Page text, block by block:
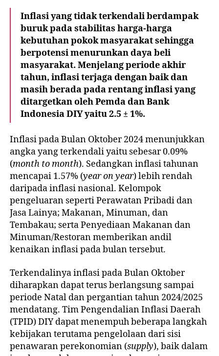
Inflasi yang tidak terkendali berdampak
buruk pada stabilitas harga-harga
kebutuhan pokok masyarakat sehingga
berpotensi menurunkan daya beli
masyarakat. Menjelang periode akhir
tahun, inflasi terjaga dengan baik dan
masih berada pada rentang inflasi yang
ditargetkan oleh Pemda dan Bank
Indonesia DIY yaitu 2.5 ± 1%.
Inflasi pada Bulan Oktober 2024 menunjukkan
angka yang terkendali yaitu sebesar 0.09%
(month to month). Sedangkan inflasi tahunan
mencapai 1.57% (year on year) lebih rendah
daripada inflasi nasional. Kelompok
pengeluaran seperti Perawatan Pribadi dan
Jasa Lainya; Makanan, Minuman, dan
Tembakau; serta Penyediaan Makanan dan
Minuman/Restoran memberikan andil
kenaikan inflasi pada bulan tersebut.
Terkendalinya inflasi pada Bulan Oktober
diharapkan dapat terus berlangsung sampai
periode Natal dan pergantian tahun 2024/2025
mendatang. Tim Pengendalian Inflasi Daerah
(TPID) DIY dapat menempuh beberapa langkah
kebijakan terutama pengelolaan dari sisi
penawaran perekonomian (supply), baik dalam